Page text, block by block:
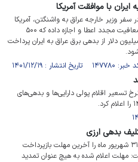
ایران با موافقت آمریکا
سفر وزیر خارجه عراق به واشنگتن، آمریکا
معافیت مجدد اعطا و اجازه داده که ۵۰۰
دلار از بدهی برق عراق به ایران پرداخت
۱۴۷۷۸۰ تاریخ انتشار : ۱۴۰۱/۱۲/۱۹
تسعیر اقلام پولی دارایی‌ها و بدهی‌های
دبیر ستاد تسهیل و رفع موانع تولید کشور ۳۱ شهریور ماه را آخرین مهلت بازپرداخت
مهلت‌ اعلام شده به هیچ عنوان تمدید